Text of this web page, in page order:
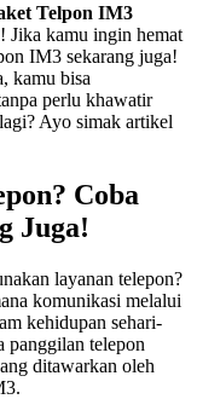
Telpon IM3
Jika kamu ingin hemat
IM3 sekarang juga!
kamu bisa
perlu khawatir
Ayo simak artikel
Coba
Juga!
layanan telepon?
komunikasi melalui
kehidupan sehari-
panggilan telepon
ditawarkan oleh